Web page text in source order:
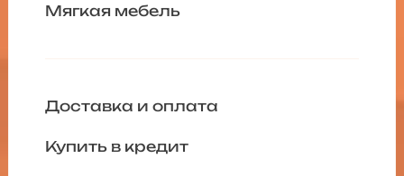
Мягкая мебель
Доставка и оплата
Купить в кредит